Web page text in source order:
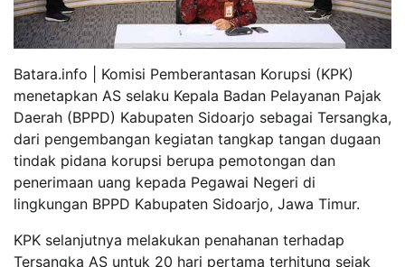
Batara.info | Komisi Pemberantasan Korupsi (KPK)
menetapkan AS selaku Kepala Badan Pelayanan Pajak
Daerah (BPPD) Kabupaten Sidoarjo sebagai Tersangka,
dari pengembangan kegiatan tangkap tangan dugaan
tindak pidana korupsi berupa pemotongan dan
penerimaan uang kepada Pegawai Negeri di
lingkungan BPPD Kabupaten Sidoarjo, Jawa Timur.
KPK selanjutnya melakukan penahanan terhadap
Tersangka AS untuk 20 hari pertama terhitung sejak